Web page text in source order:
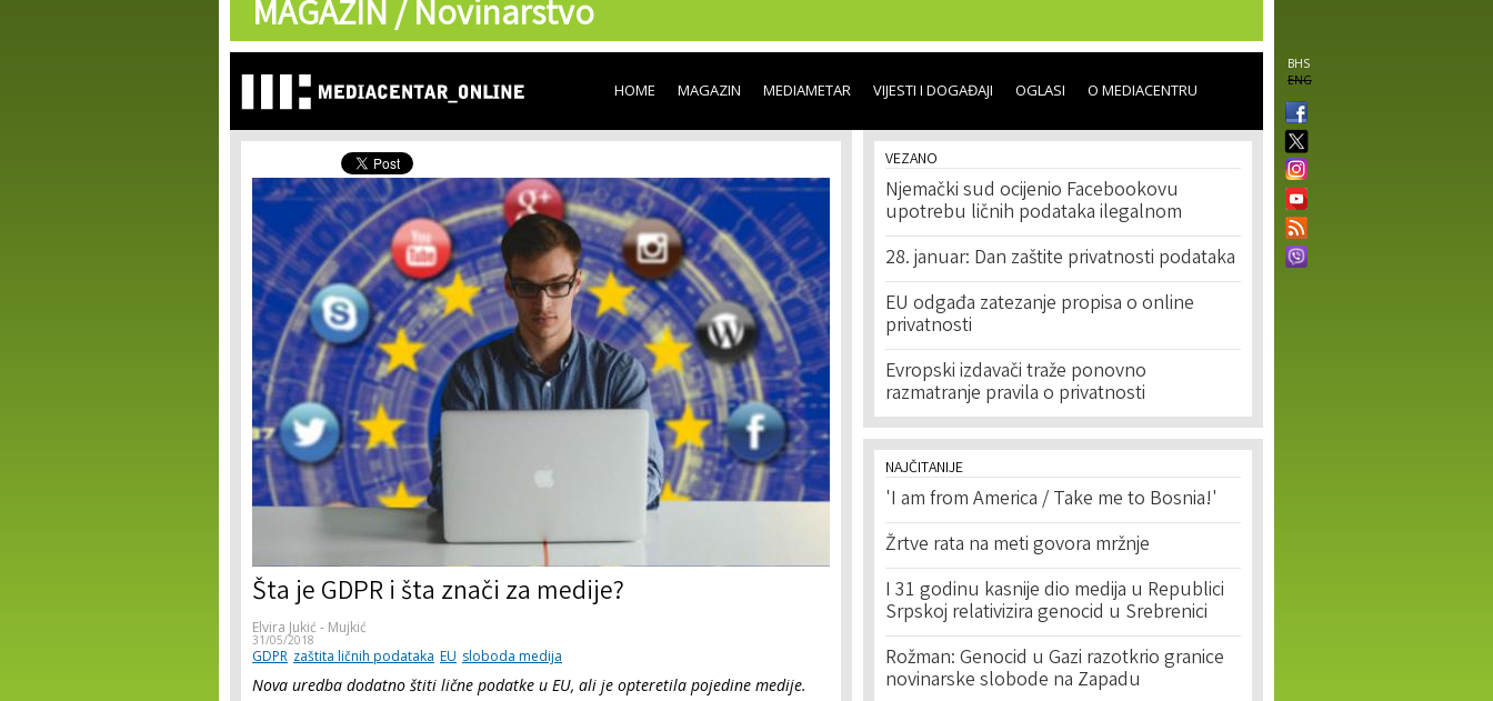
content
MAGAZIN /Novinarstvo
BHS
ENG
HOME MAGAZIN MEDIAMETAR VIJESTI I DOGAĐAJI OGLASI O MEDIACENTRU
Šta je GDPR i šta znači za medije?
Elvira Jukić - Mujkić
31/05/2018
GDPR zaštita ličnih podataka EU sloboda medija
Nova uredba dodatno štiti lične podatke u EU, ali je opteretila pojedine medije.
VEZANO
Njemački sud ocijenio Facebookovu
upotrebu ličnih podataka ilegalnom
28. januar: Dan zaštite privatnosti podataka
EU odgađa zatezanje propisa o online
privatnosti
Evropski izdavači traže ponovno
razmatranje pravila o privatnosti
NAJČITANIJE
'I am from America / Take me to Bosnia!'
Žrtve rata na meti govora mržnje
I 31 godinu kasnije dio medija u Republici
Srpskoj relativizira genocid u Srebrenici
Rožman: Genocid u Gazi razotkrio granice
novinarske slobode na Zapadu